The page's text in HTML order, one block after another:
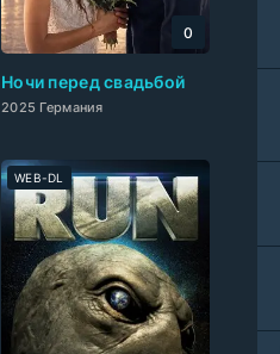
Ночи перед свадьбой
2025 Германия
0
WEB-DL